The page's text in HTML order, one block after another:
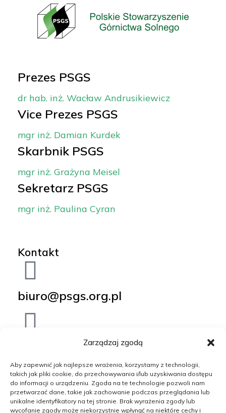
Zarządzaj zgodą
Aby zapewnić jak najlepsze wrażenia, korzystamy z technologii,
takich jak pliki cookie, do przechowywania i/lub uzyskiwania dostępu
do informacji o urządzeniu. Zgoda na te technologie pozwoli nam
przetwarzać dane, takie jak zachowanie podczas przeglądania lub
unikalne identyfikatory na tej stronie. Brak wyrażenia zgody lub
wycofanie zgody może niekorzystnie wpłynąć na niektóre cechy i
Prezes PSGS
dr hab. inż. Wacław Andrusikiewicz
Vice Prezes PSGS
mgr inż. Damian Kurdek
Skarbnik PSGS
mgr inż. Grażyna Meisel
Sekretarz PSGS
mgr inż. Paulina Cyran
Kontakt
biuro@psgs.org.pl
+48 501 375 181
Al. Mickiewicza 30/A-0/129 30-